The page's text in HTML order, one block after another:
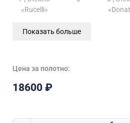
«Rucelli»
Показать больше
Цена за полотно:
18600 ₽